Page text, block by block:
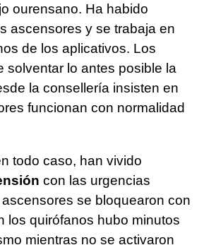
ourensano. Ha habido
ascensores y se trabaja en
de los aplicativos. Los
solventar lo antes posible la
la consellería insisten en
funcionan con normalidad
todo caso, han vivido
con las urgencias
se bloquearon con
los quirófanos hubo minutos
mientras no se activaron